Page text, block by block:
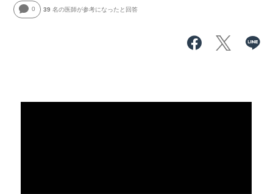
0 39 名の医師が参考になったと回答